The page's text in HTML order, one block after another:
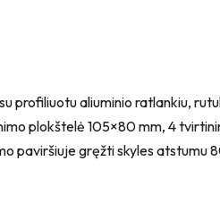
profiliuotu aliuminio ratlankiu,
plokštelė 105×80 mm, 4
paviršiuje gręžti skyles atstumu